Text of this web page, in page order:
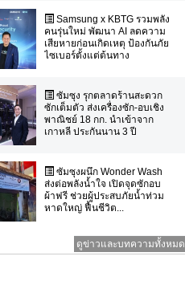
Samsung x KBTG รวมพลัง
คนรุ่นใหม่ พัฒนา AI ลดความ
เสียหายก่อนเกิดเหตุ ป้องกันภัย
ไซเบอร์ตั้งแต่ต้นทาง
ซัมซุง รุกตลาดร้านสะดวก
ซักเต็มตัว ส่งเครื่องซัก-อบเชิง
พาณิชย์ 18 กก. นำเข้าจาก
เกาหลี ประกันนาน 3 ปี
ซัมซุงผนึก Wonder Wash
ส่งต่อพลังน้ำใจ เปิดจุดซักอบ
ผ้าฟรี ช่วยผู้ประสบภัยน้ำท่วม
หาดใหญ่ ฟื้นชีวิต...
ดูข่าวและบทความทั้งหมด